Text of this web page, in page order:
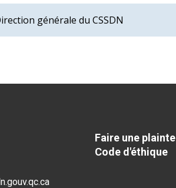
générale du CSSDN
Faire une plainte
Code d'éthique